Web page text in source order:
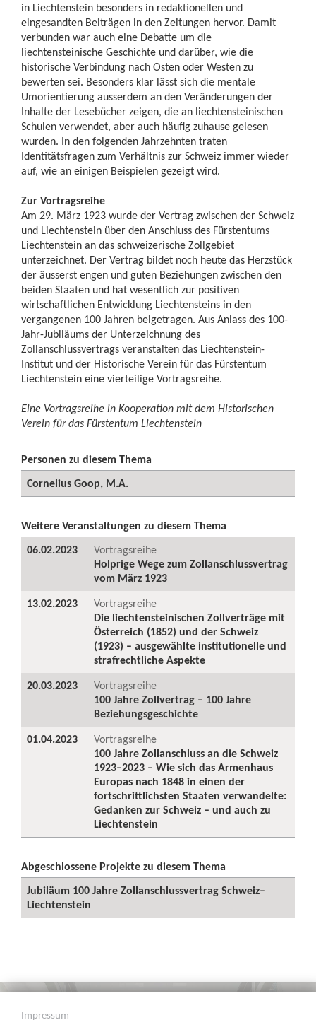
in Liechtenstein besonders in redaktionellen und
eingesandten Beiträgen in den Zeitungen hervor. Damit
verbunden war auch eine Debatte um die
liechtensteinische Geschichte und darüber, wie die
historische Verbindung nach Osten oder Westen zu
bewerten sei. Besonders klar lässt sich die mentale
Umorientierung ausserdem an den Veränderungen der
Inhalte der Lesebücher zeigen, die an liechtensteinischen
Schulen verwendet, aber auch häufig zuhause gelesen
wurden. In den folgenden Jahrzehnten traten
Identitätsfragen zum Verhältnis zur Schweiz immer wieder
auf, wie an einigen Beispielen gezeigt wird.
Zur Vortragsreihe
Am 29. März 1923 wurde der Vertrag zwischen der Schweiz
und Liechtenstein über den Anschluss des Fürstentums
Liechtenstein an das schweizerische Zollgebiet
unterzeichnet. Der Vertrag bildet noch heute das Herzstück
der äusserst engen und guten Beziehungen zwischen den
beiden Staaten und hat wesentlich zur positiven
wirtschaftlichen Entwicklung Liechtensteins in den
vergangenen 100 Jahren beigetragen. Aus Anlass des 100-
Jahr-Jubiläums der Unterzeichnung des
Zollanschlussvertrags veranstalten das Liechtenstein-
Institut und der Historische Verein für das Fürstentum
Liechtenstein eine vierteilige Vortragsreihe.
Eine Vortragsreihe in Kooperation mit dem Historischen
Verein für das Fürstentum Liechtenstein
Personen zu diesem Thema
Cornelius Goop, M.A.
Weitere Veranstaltungen zu diesem Thema
06.02.2023
Vortragsreihe
Holprige Wege zum Zollanschlussvertrag
vom März 1923
13.02.2023
Vortragsreihe
Die liechtensteinischen Zollverträge mit
Österreich (1852) und der Schweiz
(1923) – ausgewählte institutionelle und
strafrechtliche Aspekte
20.03.2023
Vortragsreihe
100 Jahre Zollvertrag – 100 Jahre
Beziehungsgeschichte
01.04.2023
Vortragsreihe
100 Jahre Zollanschluss an die Schweiz
1923–2023 – Wie sich das Armenhaus
Europas nach 1848 in einen der
fortschrittlichsten Staaten verwandelte:
Gedanken zur Schweiz – und auch zu
Liechtenstein
Abgeschlossene Projekte zu diesem Thema
Jubiläum 100 Jahre Zollanschlussvertrag Schweiz–
Liechtenstein
Impressum